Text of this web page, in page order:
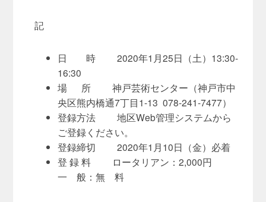
記
日 時 2020年1月25日（土）13:30-
16:30
場 所 神戸芸術センター（神戸市中
央区熊内橋通7丁目1-13 078-241-7477）
登録方法 地区Web管理システムから
ご登録ください。
登録締切 2020年1月10日（金）必着
登 録 料 ロータリアン：2,000円
一 般：無 料